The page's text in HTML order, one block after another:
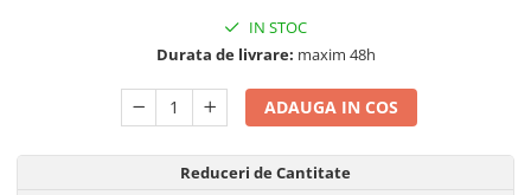
Carti pentru copii - Colectia
Povestiri de colorat
Arhivare&Depozitare
IN STOC
Durata de livrare: maxim 48h
ADAUGA IN COS
Reduceri de Cantitate